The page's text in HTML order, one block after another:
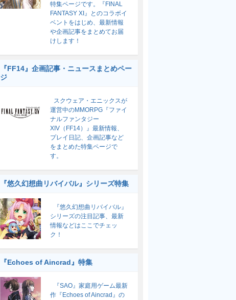
特集ページです。『FINAL
FANTASY XI』とのコラボイ
ベントをはじめ、最新情報
や企画記事をまとめてお届
けします！
『FF14』企画記事・ニュースまとめペー
ジ
スクウェア・エニックスが
運営中のMMORPG『ファイ
ナルファンタジー
XIV（FF14）』最新情報、
プレイ日記、企画記事など
をまとめた特集ページで
す。
『悠久幻想曲リバイバル』シリーズ特集
『悠久幻想曲リバイバル』
シリーズの注目記事、最新
情報などはここでチェッ
ク！
『Echoes of Aincrad』特集
『SAO』家庭用ゲーム最新
作『Echoes of Aincrad』の